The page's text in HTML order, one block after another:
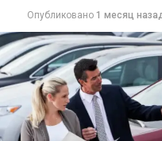
Опубликовано 1 месяц